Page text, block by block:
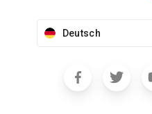
Deutsch